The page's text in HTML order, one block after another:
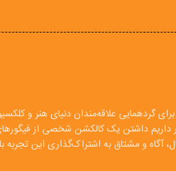
گردهمایی علاقه‌مندان دنیای هنر و
داریم داشتن یک کالکشن شخصی از
آگاه و مشتاق به اشتراک‌گذاری این تجربه